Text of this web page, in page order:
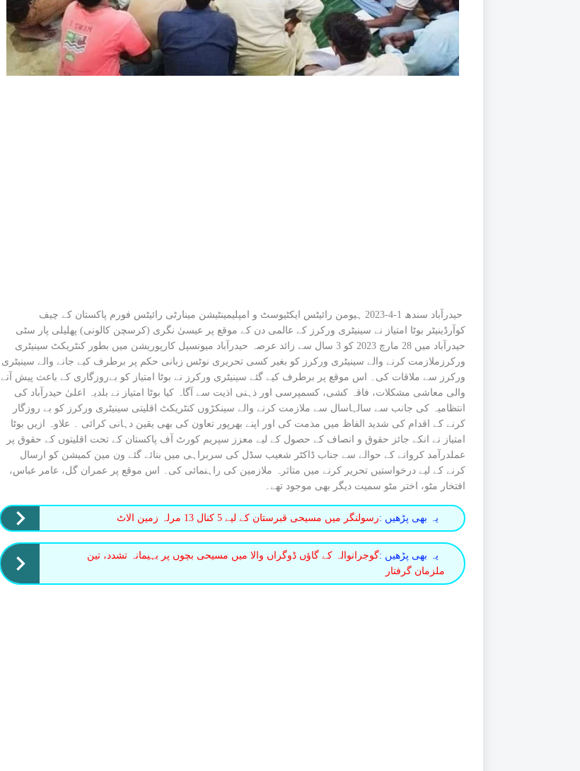
حیدرآباد سندھ 1-4-2023 ہیومن رائیٹس ایکٹیوسٹ و امپلیمینٹیشن مینارٹی رائیٹس فورم پاکستان کے چیف
کوآرڈینیٹر بوٹا امتیاز نے سینیٹری ورکرز کے عالمی دن کے موقع پر عیسیٰ نگری (کرسچن کالونی) پھلیلی پار سٹی
حیدرآباد میں 28 مارچ 2023 کو 3 سال سے زائد عرصہ حیدرآباد میونسپل کارپوریشن میں بطور کنٹریکٹ سینیٹری
ورکرزملازمت کرنے والے سینیٹری ورکرز کو بغیر کسی تحریری نوٹس زبانی حکم پر برطرف کیے جانے والے سینیٹری
ورکرز سے ملاقات کی۔ اس موقع پر برطرف کیے گئے سینیٹری ورکرز نے بوٹا امتیاز کو بےروزگاری کے باعث پیش آنے
والی معاشی مشکلات، فاقہ کشی، کسمپرسی اور ذہنی اذیت سے آگاہ کیا بوٹا امتیاز نے بلدیہ اعلیٰ حیدرآباد کی
انتظامیہ کی جانب سے سالہاسال سے ملازمت کرنے والے سینکڑوں کنٹریکٹ اقلیتی سینیٹری ورکرز کو بے روزگار
کرنے کے اقدام کی شدید الفاظ میں مذمت کی اور اپنے بھرپور تعاون کی بھی یقین دہانی کرائی ۔ علاوہ ازیں بوٹا
امتیاز نے انکے جائز حقوق و انصاف کے حصول کے لیے معزز سپریم کورٹ آف پاکستان کے تحت اقلیتوں کے حقوق پر
عملدرآمد کروانے کے حوالے سے جناب ڈاکٹر شعیب سڈل کی سربراہی میں بنائے گئے ون مین کمیشن کو ارسال
کرنے کے لیے درخواستیں تحریر کرنے میں متاثرہ ملازمین کی راہنمائی کی۔ اس موقع پر عمران گل، عامر عباس،
افتخار مٹو، اختر مٹو سمیت دیگر بھی موجود تھے۔
یہ بھی پڑھیں :رسولنگر میں مسیحی قبرستان کے لیے 5 کنال 13 مرلہ زمین الاٹ
یہ بھی پڑھیں :گوجرانوالہ کے گاؤں ڈوگراں والا میں مسیحی بچوں پر بہیمانہ تشدد، تین
ملزمان گرفتار